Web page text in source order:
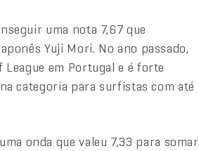
uma nota 7,67 que
Yuji Mori. No ano passado,
em Portugal e é forte
categoria para surfistas com até
onda que valeu 7,33 para somar